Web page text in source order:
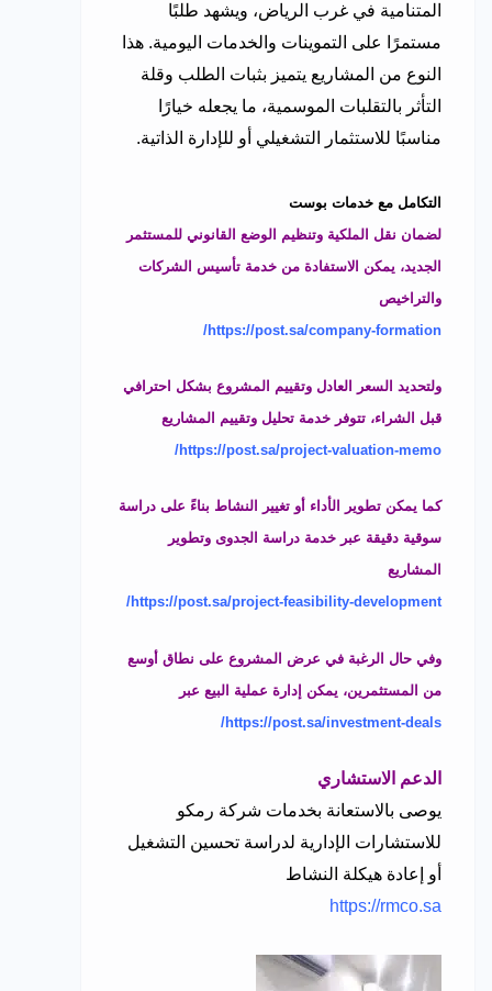
المتنامية في غرب الرياض، ويشهد طلبًا
مستمرًا على التموينات والخدمات اليومية. هذا
النوع من المشاريع يتميز بثبات الطلب وقلة
التأثر بالتقلبات الموسمية، ما يجعله خيارًا
مناسبًا للاستثمار التشغيلي أو للإدارة الذاتية.
التكامل مع خدمات بوست
لضمان نقل الملكية وتنظيم الوضع القانوني للمستثمر
الجديد، يمكن الاستفادة من خدمة تأسيس الشركات
والتراخيص
https://post.sa/company-formation/
ولتحديد السعر العادل وتقييم المشروع بشكل احترافي
قبل الشراء، تتوفر خدمة تحليل وتقييم المشاريع
https://post.sa/project-valuation-memo/
كما يمكن تطوير الأداء أو تغيير النشاط بناءً على دراسة
سوقية دقيقة عبر خدمة دراسة الجدوى وتطوير
المشاريع
https://post.sa/project-feasibility-development/
وفي حال الرغبة في عرض المشروع على نطاق أوسع
من المستثمرين، يمكن إدارة عملية البيع عبر
https://post.sa/investment-deals/
الدعم الاستشاري
يوصى بالاستعانة بخدمات شركة رمكو
للاستشارات الإدارية لدراسة تحسين التشغيل
أو إعادة هيكلة النشاط
https://rmco.sa